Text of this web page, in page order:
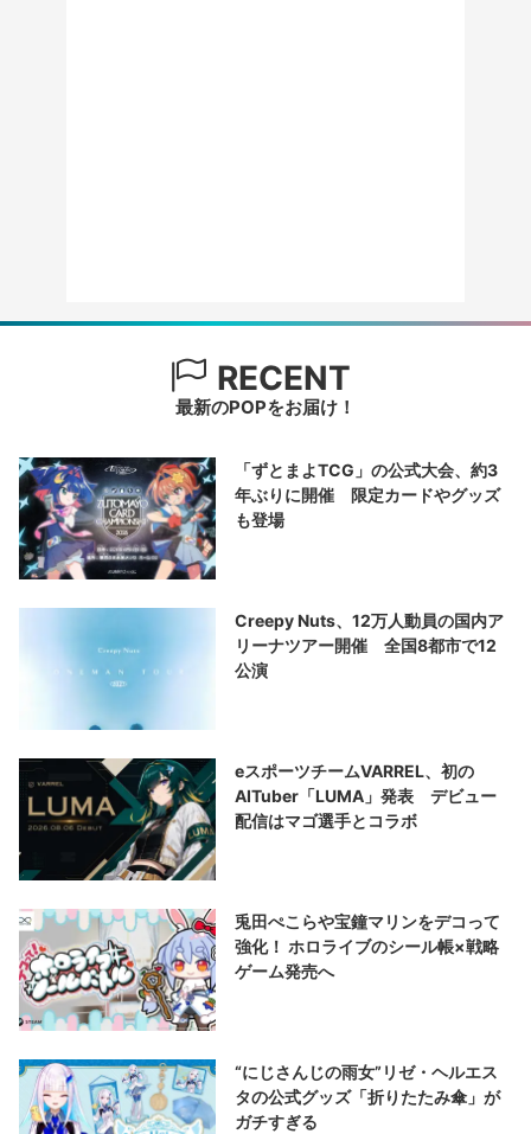
RECENT
最新のPOPをお届け！
「ずとまよTCG」の公式大会、約3
年ぶりに開催 限定カードやグッズ
も登場
Creepy Nuts、12万人動員の国内ア
リーナツアー開催 全国8都市で12
公演
eスポーツチームVARREL、初の
AITuber「LUMA」発表 デビュー
配信はマゴ選手とコラボ
兎田ぺこらや宝鐘マリンをデコって
強化！ ホロライブのシール帳×戦略
ゲーム発売へ
“にじさんじの雨女”リゼ・ヘルエス
タの公式グッズ「折りたたみ傘」が
ガチすぎる